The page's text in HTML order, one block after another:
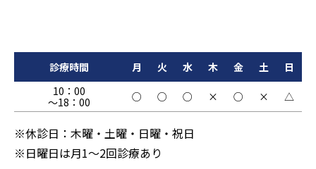
診療時間 月 火 水 木 金 土
日
10：00
～18：00
○ ○ ○ × ○ × △
※休診日：木曜・土曜・日曜・祝日
※日曜日は月1〜2回診療あり